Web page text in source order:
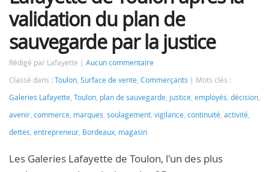
validation du plan de
sauvegarde par la justice
Rédigé par Lafayette
Aucun commentaire
Classé dans : Toulon, Surface de vente, Commerçants
Mots clés :
Galeries Lafayette, Toulon, plan de sauvegarde, justice, employés, décision,
avenir, commerce, marques, soulagement, vigilance, continuité, activité,
dettes, entrepreneur, Bordeaux, magasin
Les Galeries Lafayette de Toulon, l'un des plus